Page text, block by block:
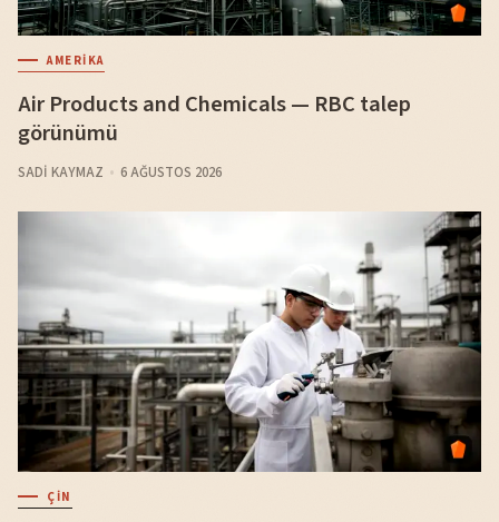
AMERIKA
Air Products and Chemicals — RBC talep
görünümü
SADI KAYMAZ 6 AĞUSTOS 2026
ÇIN